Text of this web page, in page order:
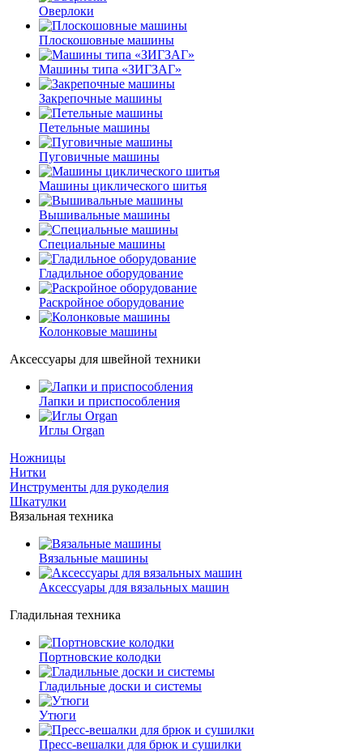
Оверлоки
Плоскошовные машины
Машины типа «ЗИГЗАГ»
Закрепочные машины
Петельные машины
Пуговичные машины
Машины циклического шитья
Вышивальные машины
Специальные машины
Гладильное оборудование
Раскройное оборудование
Колонковые машины
Аксессуары для швейной техники
Лапки и приспособления
Иглы Organ
Ножницы
Нитки
Инструменты для рукоделия
Шкатулки
Вязальная техника
Вязальные машины
Аксессуары для вязальных машин
Гладильная техника
Портновские колодки
Гладильные доски и системы
Утюги
Пресс-вешалки для брюк и сушилки